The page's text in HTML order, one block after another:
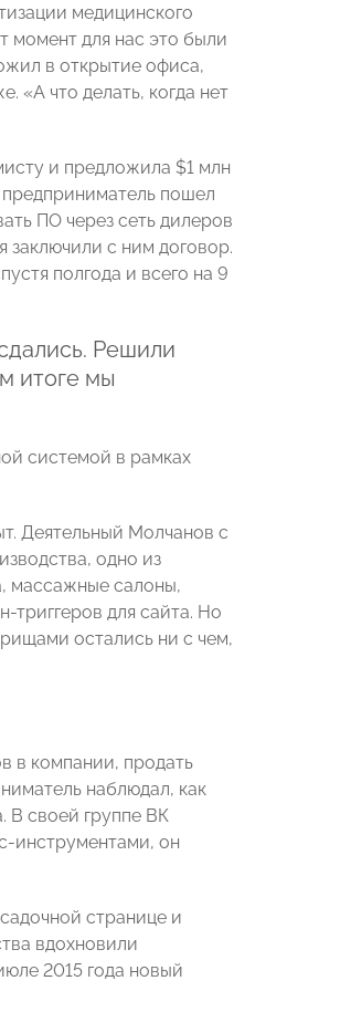
медицинского
момент для нас это были
в открытие офиса,
«А что делать, когда нет
и предложила $1 млн
пошел
ПО через сеть дилеров
заключили с ним договор.
полгода и всего на 9
Решили
итоге мы
системой в рамках
Деятельный Молчанов с
одно из
массажные салоны,
триггеров для сайта. Но
остались ни с чем,
в компании, продать
наблюдал, как
В своей группе ВК
инструментами, он
странице и
вдохновили
2015 года новый